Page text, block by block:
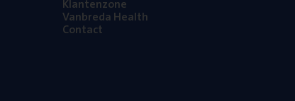
Van­b­re­da Health
Con­tact